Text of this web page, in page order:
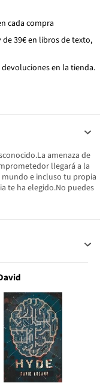
cada compra
39€ en libros de texto,
en la tienda.
amenaza de
llegará a la
mundo e incluso tu propia
te ha elegido.No puedes